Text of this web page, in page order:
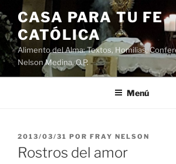
Saltar
al
contenido
CASA PARA TU FE
CATÓLICA
Alimento del Alma: Textos, Homilias,
Nelson Medina, O.P.
Menú
PUBLICADO
EL
2013/03/31 POR FRAY NELSON
Rostros del amor